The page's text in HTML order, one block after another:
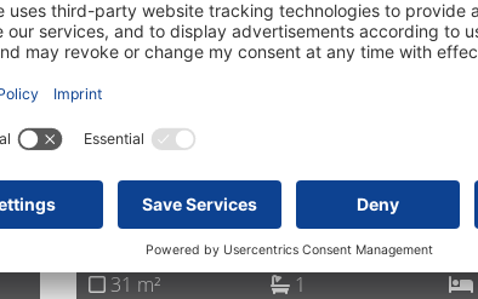
Neu
105.000 €
31 m² 1